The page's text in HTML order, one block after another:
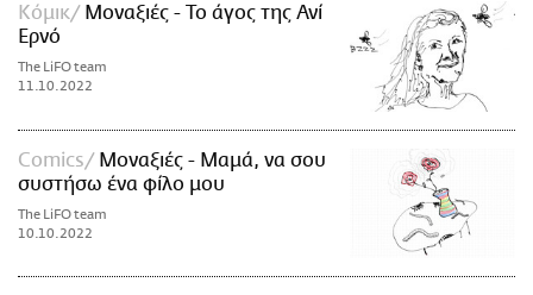
LIFO SHOP
NEWSLETTER
ΜΙΚΡΟΠΡΑΓΜΑΤΑ
THE GOOD LIFO
LIFOLAND
CITY GUIDE
ΑΜΠΑ
Κόμικ
Μοναξιές - Το άγος της Ανί
Ερνό
The LiFO team
11.10.2022
Comics
Μοναξιές - Μαμά, να σου
συστήσω ένα φίλο μου
The LiFO team
10.10.2022